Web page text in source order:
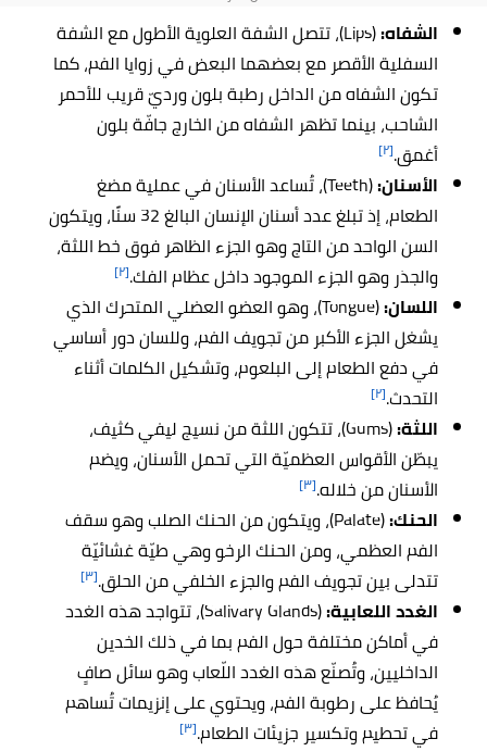
الشفاه:
(Lips)، تتصل الشفة العلوية الأطول مع الشفة
السفلية الأقصر مع بعضهما البعض في زوايا الفم، كما
تكون الشفاه من الداخل رطبة بلون ورديّ قريب للأحمر
الشاحب، بينما تظهر الشفاه من الخارج جافّة بلون
أغمق.[٢]
الأسنان:
(Teeth)، تُساعد الأسنان في عملية مضغ
الطعام، إذ تبلغ عدد أسنان الإنسان البالغ 32 سنًا، ويتكون
السن الواحد من التاج وهو الجزء الظاهر فوق خط اللثة،
والجذر وهو الجزء الموجود داخل عظام الفك.[٢]
اللسان:
(Tongue)، وهو العضو العضلي المتحرك الذي
يشغل الجزء الأكبر من تجويف الفم، وللسان دور أساسي
في دفع الطعام إلى البلعوم، وتشكيل الكلمات أثناء
التحدث.[٢]
اللثة:
(Gums)، تتكون اللثة من نسيج ليفي كثيف،
يبطّن الأقواس العظميّة التي تحمل الأسنان، ويضم
الأسنان من خلاله.[٣]
الحنك:
(Palate)، ويتكون من الحنك الصلب وهو سقف
الفم العظمي، ومن الحنك الرخو وهي طيّة غشائيّة
تتدلى بين تجويف الفم والجزء الخلفي من الحلق.[٣]
الغدد اللعابية:
(Salivary Glands)، تتواجد هذه الغدد
في أماكن مختلفة حول الفم بما في ذلك الخدين
الداخليين، وتُصنّع هذه الغدد اللّعاب وهو سائل صافٍ
يُحافظ على رطوبة الفم، ويحتوي على إنزيمات تُساهم
في تحطيم وتكسير جزيئات الطعام.[٣]